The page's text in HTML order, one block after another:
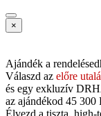
×
Ajándék a
Válaszd az előre
és egy exkluzív
az ajándékod 45 300
Élvezd a tiszta, high-